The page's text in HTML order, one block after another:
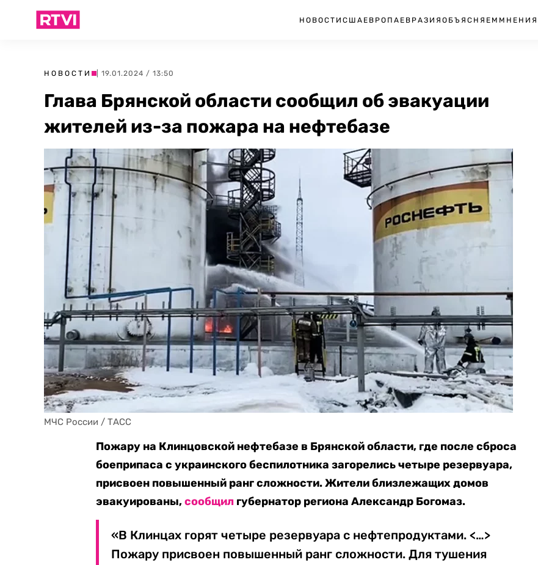
НОВОСТИ США ЕВРОПА ЕВРАЗИЯ ОБЪЯСНЯЕМ МНЕНИЯ
НОВОСТИ | 19.01.2024 / 13:50
Глава Брянской области сообщил об эвакуации
жителей из-за пожара на нефтебазе
МЧС России / ТАСС
Пожару на Клинцовской нефтебазе в Брянской области, где после сброса
боеприпаса с украинского беспилотника загорелись четыре резервуара,
присвоен повышенный ранг сложности. Жители близлежащих домов
эвакуированы,сообщил губернатор региона Александр Богомаз.
«В Клинцах горят четыре резервуара с нефтепродуктами. <…>
Пожару присвоен повышенный ранг сложности. Для тушения